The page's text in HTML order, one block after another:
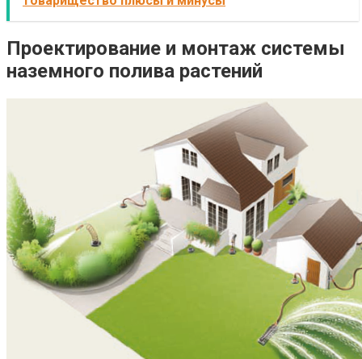
Проектирование и монтаж системы
наземного полива растений